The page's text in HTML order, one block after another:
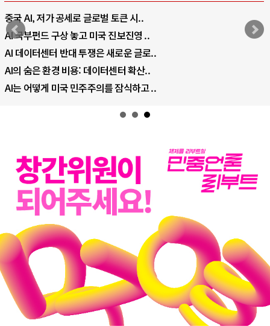
중국 AI, 저가 공세로 글로벌 토큰 시..
AI 국부펀드 구상 놓고 미국 진보진영 ..
AI 데이터센터 반대 투쟁은 새로운 글로..
AI의 숨은 환경 비용: 데이터센터 확산..
AI는 어떻게 미국 민주주의를 잠식하고 ..